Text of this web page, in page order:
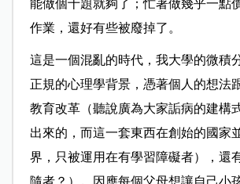
能做個十題就夠了；忙著做幾乎一點
作業，還好有些被廢掉了。
這是一個混亂的時代，我大學的微積
正規的心理學背景，憑著個人的想法
教育改革（聽說廣為大家詬病的建構
出來的，而這一套東西在創始的國家
界，只被運用在有學習障礙者），還